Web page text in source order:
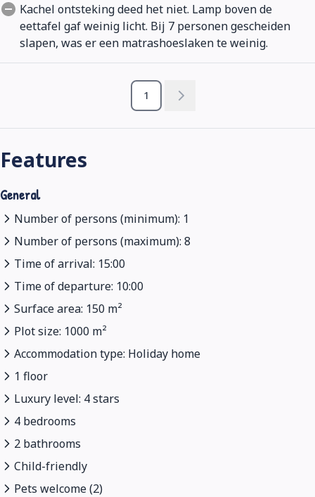
Kachel ontsteking deed het niet. Lamp boven de
eettafel gaf weinig licht. Bij 7 personen gescheiden
slapen, was er een matrashoeslaken te weinig.
1
Features
General
Number of persons (minimum): 1
Number of persons (maximum): 8
Time of arrival: 15:00
Time of departure: 10:00
Surface area: 150 m²
Plot size: 1000 m²
Accommodation type: Holiday home
1 floor
Luxury level: 4 stars
4 bedrooms
2 bathrooms
Child-friendly
Pets welcome (2)